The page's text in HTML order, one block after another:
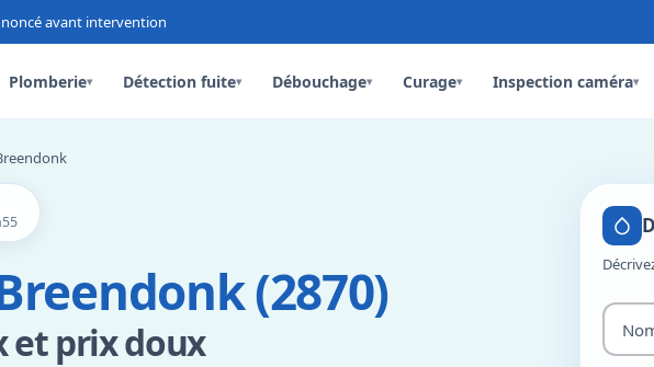
avant intervention
Plomberie▾ Détection fuite▾ Débouchage▾ Curage▾ Inspection caméra▾
(2870)
et prix doux